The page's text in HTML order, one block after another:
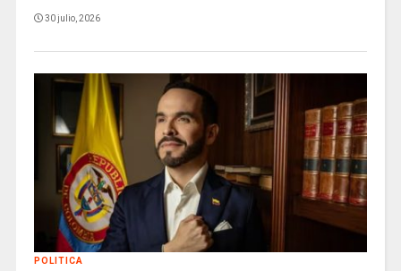
30 julio, 2026
POLITICA